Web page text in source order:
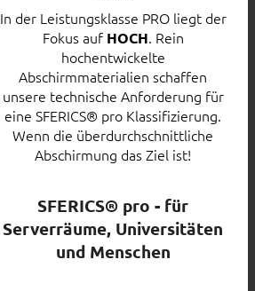
In der Leistungsklasse PRO liegt der
Fokus auf HOCH. Rein
hochentwickelte
Abschirmmaterialien schaffen
unsere technische Anforderung für
eine SFERICS® pro Klassifizierung.
Wenn die überdurchschnittliche
Abschirmung das Ziel ist!
SFERICS® pro - für
Serverräume, Universitäten
und Menschen